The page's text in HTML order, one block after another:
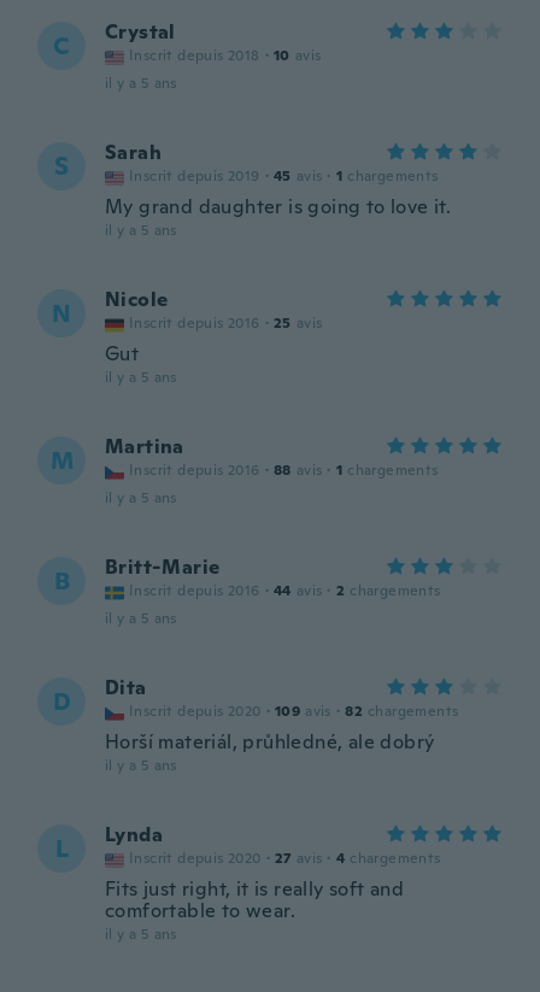
C Crystal
Inscrit depuis 2018 · 10 avis
il y a 5 ans
S Sarah
Inscrit depuis 2019 · 45 avis · 1 chargements
My grand daughter is going to love it.
il y a 5 ans
N Nicole
Inscrit depuis 2016 · 25 avis
Gut
il y a 5 ans
M Martina
Inscrit depuis 2016 · 88 avis · 1 chargements
il y a 5 ans
B Britt-Marie
Inscrit depuis 2016 · 44 avis · 2 chargements
il y a 5 ans
D Dita
Inscrit depuis 2020 · 109 avis · 82 chargements
Horší materiál, průhledné, ale dobrý
il y a 5 ans
L Lynda
Inscrit depuis 2020 · 27 avis · 4 chargements
Fits just right, it is really soft and
comfortable to wear.
il y a 5 ans